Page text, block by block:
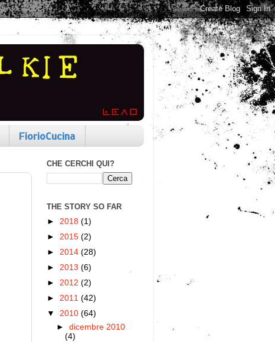
FiorioCucina
CHE CERCHI QUI?
THE STORY SO FAR
► 2018 (1)
► 2015 (2)
► 2014 (28)
► 2013 (6)
► 2012 (2)
► 2011 (42)
▼ 2010 (64)
►dicembre 2010
(4)